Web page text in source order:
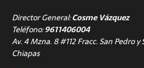
Director General:Cosme Vázquez
Teléfono:9611406004
Av. 4 Mzna. 8 #112 Fracc. San Pedro
Chiapas